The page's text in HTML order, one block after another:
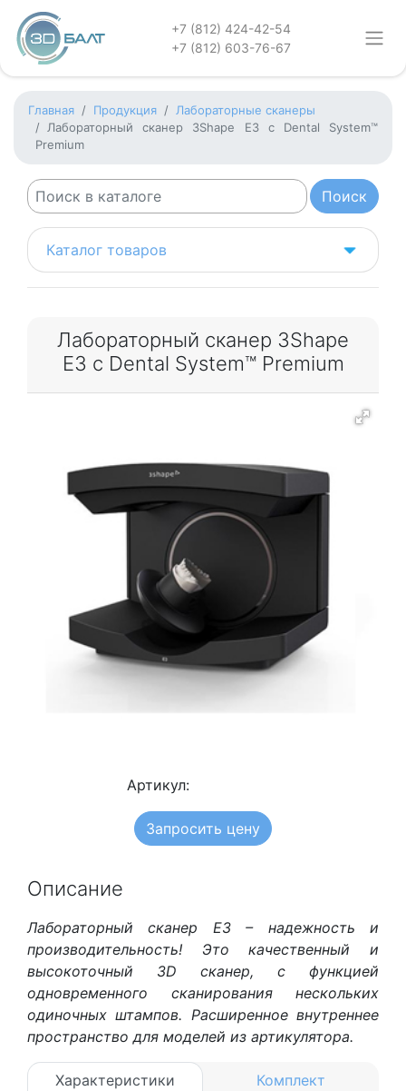
+7 (812) 424-42-54
+7 (812) 603-76-67
Главная Продукция
Лабораторные сканеры
Лабораторный сканер 3Shape Е3 с Dental System™
Premium
Каталог товаров
Лабораторный сканер 3Shape
Е3 с Dental System™ Premium
Артикул:
Запросить цену
Описание
Лабораторный сканер Е3 – надежность и
производительность! Это качественный и
высокоточный 3D сканер, с функцией
одновременного сканирования нескольких
одиночных штампов. Расширенное внутреннее
пространство для моделей из артикулятора.
Характеристики Комплект